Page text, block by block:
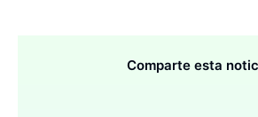
Comparte esta